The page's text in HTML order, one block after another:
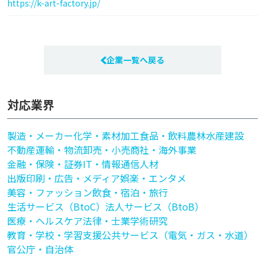
https://k-art-factory.jp/
企業一覧へ戻る
対応業界
製造・メーカー化学・素材加工食品・飲料農林水産建設
不動産運輸・物流卸売・小売商社・海外事業
金融・保険・証券IT・情報通信人材
出版印刷・広告・メディア娯楽・エンタメ
美容・ファッション飲食・宿泊・旅行
生活サービス（BtoC） 法人サービス（BtoB）
医療・ヘルスケア法律・士業学術研究
教育・学校・学習支援公共サービス（電気・ガス・水道）
官公庁・自治体